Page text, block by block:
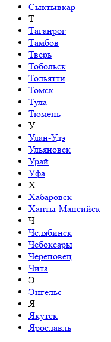
Сыктывкар
Т
Таганрог
Тамбов
Тверь
Тобольск
Тольятти
Томск
Тула
Тюмень
У
Улан-Удэ
Ульяновск
Урай
Уфа
Х
Хабаровск
Ханты-Мансийск
Ч
Челябинск
Чебоксары
Череповец
Чита
Э
Энгельс
Я
Якутск
Ярославль